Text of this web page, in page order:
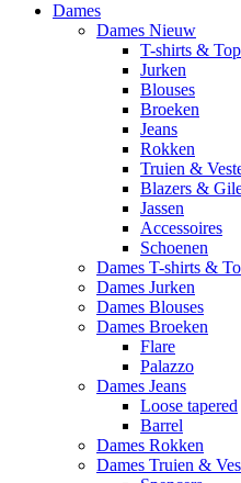
Dames
Dames Nieuw
T-shirts &
Jurken
Blouses
Broeken
Jeans
Rokken
Truien &
Blazers &
Jassen
Accessoires
Schoenen
Dames T-shirts &
Dames Jurken
Dames Blouses
Dames Broeken
Flare
Palazzo
Dames Jeans
Loose tapered
Barrel
Dames Rokken
Dames Truien &